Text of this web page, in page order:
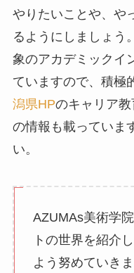
やりたいことや、や
るようにしましょう
象のアカデミックイ
ていますので、積極
潟県HPのキャリア
の情報も載っていま
い。
AZUMAs美術学
トの世界を紹介
よう努めていき